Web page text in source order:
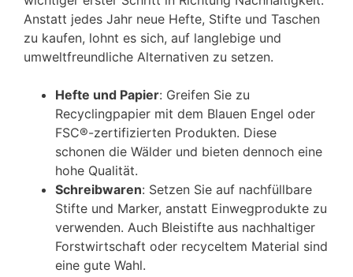
Anstatt jedes Jahr neue Hefte, Stifte und Taschen
zu kaufen, lohnt es sich, auf langlebige und
umweltfreundliche Alternativen zu setzen.
Hefte und Papier: Greifen Sie zu
Recyclingpapier mit dem Blauen Engel oder
FSC®-zertifizierten Produkten. Diese
schonen die Wälder und bieten dennoch eine
hohe Qualität.
Schreibwaren: Setzen Sie auf nachfüllbare
Stifte und Marker, anstatt Einwegprodukte zu
verwenden. Auch Bleistifte aus nachhaltiger
Forstwirtschaft oder recyceltem Material sind
eine gute Wahl.